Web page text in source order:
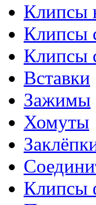
Клипсы
Клипсы
Клипсы
Вставки
Зажимы
Хомуты
Клипсы